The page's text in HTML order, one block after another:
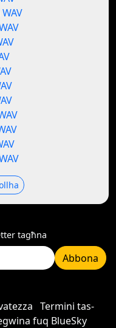
tagħna
Abbona
Termini tas-
fuq BlueSky